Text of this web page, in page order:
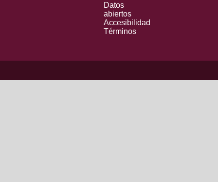
Datos
abiertos
Accesibilidad
Términos